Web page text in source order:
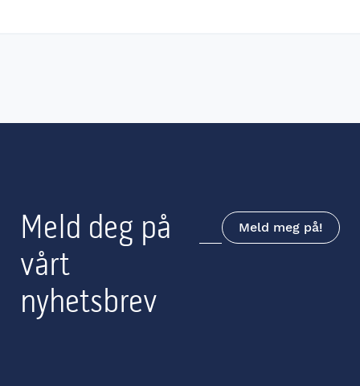
Meld deg på
vårt
nyhetsbrev
Meld meg på!